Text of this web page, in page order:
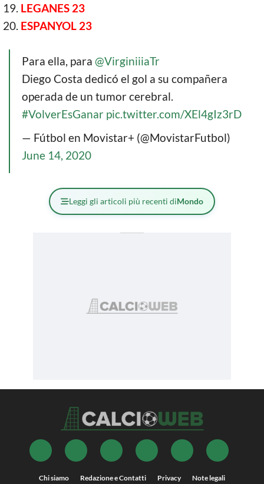
LEGANES 23
ESPANYOL 23
Para ella, para @VirginiiiaTr
Diego Costa dedicó el gol a su compañera
operada de un tumor cerebral.
#VolverEsGanar pic.twitter.com/XEl4gIz3rD
— Fútbol en Movistar+ (@MovistarFutbol)
June 14, 2020
Leggi gli articoli più recenti diMondo
Chi siamo Redazione e Contatti Privacy Note legali